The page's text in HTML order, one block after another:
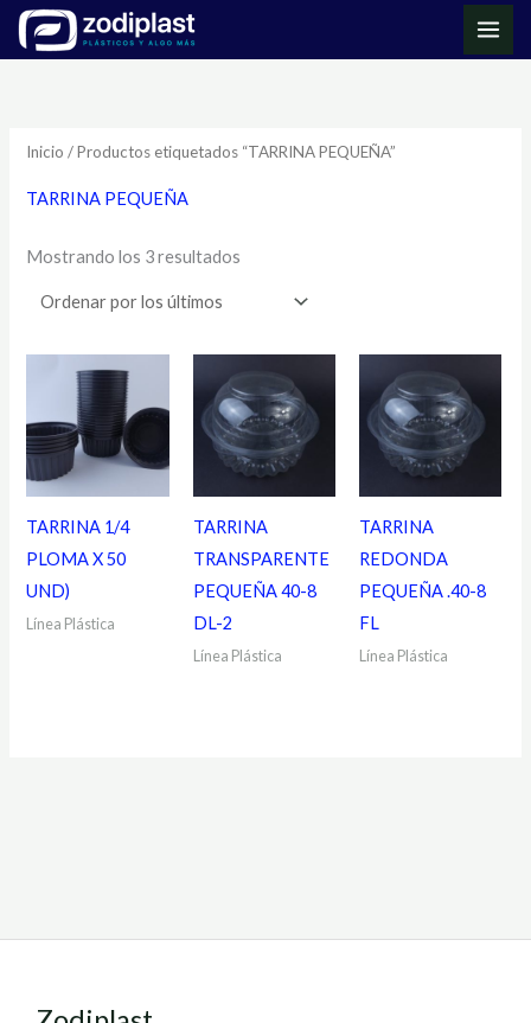
Inicio / Productos etiquetados “TARRINA PEQUEÑA”
TARRINA PEQUEÑA
Mostrando los 3 resultados
Ordenado
TARRINA 1/4
PLOMA X 50
UND)
Línea Plástica
TARRINA
TRANSPARENTE
PEQUEÑA 40-8
DL-2
Línea Plástica
TARRINA
REDONDA
PEQUEÑA .40-8
FL
Línea Plástica